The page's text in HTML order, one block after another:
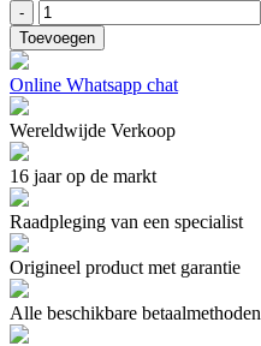
-
Toevoegen
Online Whatsapp chat
Wereldwijde Verkoop
16 jaar op de markt
Raadpleging van een specialist
Origineel product met garantie
Alle beschikbare betaalmethoden